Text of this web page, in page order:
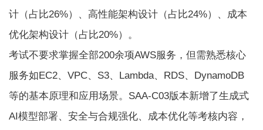
计（占比26%）、高性能架构设计（占比24%）、成本
优化架构设计（占比20%）。
考试不要求掌握全部200余项AWS服务，但需熟悉核心
服务如EC2、VPC、S3、Lambda、RDS、DynamoDB
等的基本原理和应用场景。SAA-C03版本新增了生成式
AI模型部署、安全与合规强化、成本优化等考核内容，